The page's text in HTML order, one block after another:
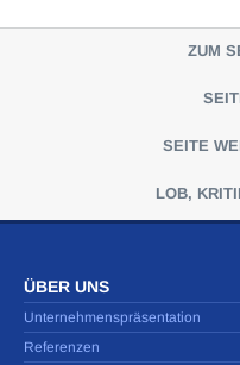
ZUM
SEITE
LOB,
ÜBER UNS
Unternehmenspräsentation
Referenzen